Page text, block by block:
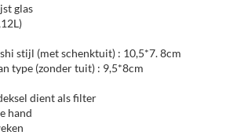
glas
stijl (met schenktuit) : 10,5*7. 8cm
type (zonder tuit) : 9,5*8cm
dient als filter
hand